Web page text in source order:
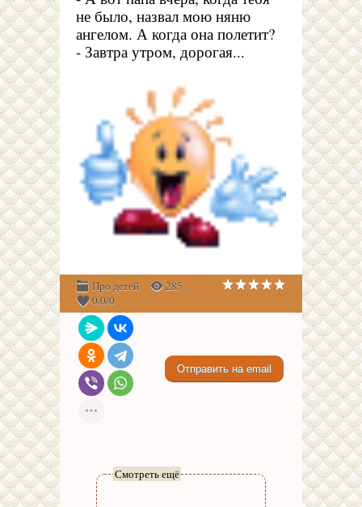
не было, назвал мою няню
ангелом. А когда она полетит?
- Завтра утром, дорогая...
Про детей
285
0.0/0
Смотреть ещё